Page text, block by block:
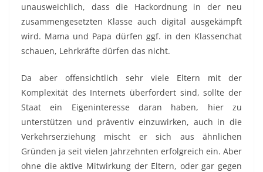
unausweichlich, dass die Hackordnung in der neu
zusammengesetzten Klasse auch digital ausgekämpft
wird. Mama und Papa dürfen ggf. in den Klassenchat
schauen, Lehrkräfte dürfen das nicht.
Da aber offensichtlich sehr viele Eltern mit der
Komplexität des Internets überfordert sind, sollte der
Staat ein Eigeninteresse daran haben, hier zu
unterstützen und präventiv einzuwirken, auch in die
Verkehrserziehung mischt er sich aus ähnlichen
Gründen ja seit vielen Jahrzehnten erfolgreich ein. Aber
ohne die aktive Mitwirkung der Eltern, oder gar gegen